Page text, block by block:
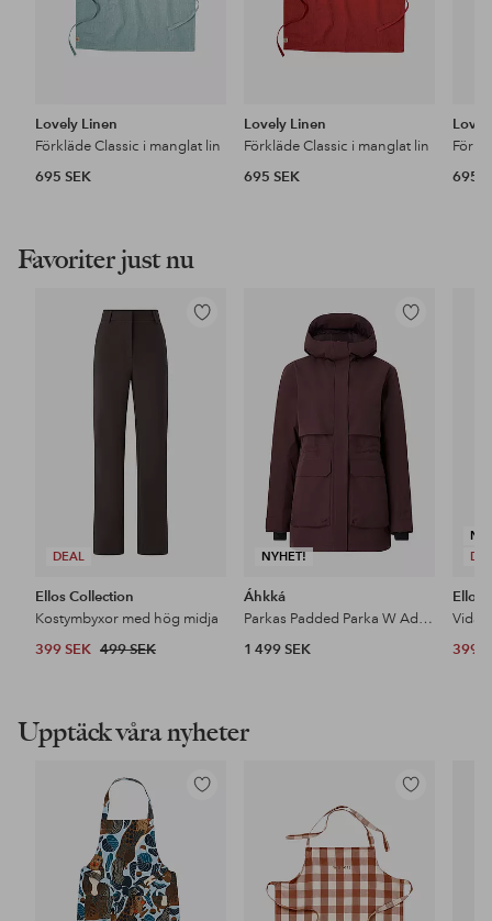
Lovely Linen
Förkläde Classic i manglat lin
695 SEK
Lovely Linen
Förkläde Classic i manglat lin
695 SEK
695
Favoriter just nu
DEAL
Lägg
Ellos Collection
Kostymbyxor med hög midja
399 SEK 499 SEK
NYHET!
Lägg
favoriter
Áhkká
Parkas Padded Parka W Adjustable Waist
1 499 SEK
Ellos
399
Upptäck våra nyheter
Lägg
Lägg